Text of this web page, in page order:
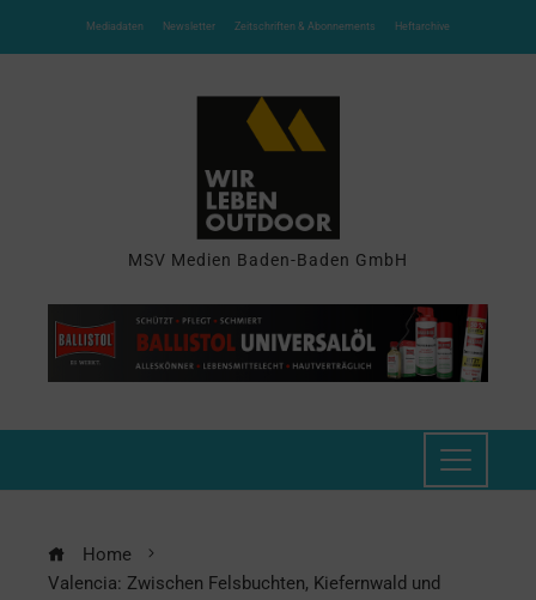
Mediadaten Newsletter Zeitschriften & Abonnements Heftarchive
MSV Medien Baden-Baden GmbH
Home
Valencia: Zwischen Felsbuchten, Kiefernwald und